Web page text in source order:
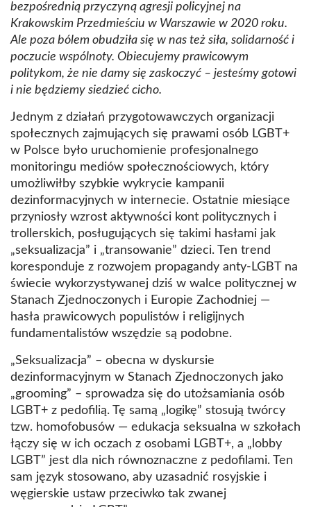
bezpośrednią przyczyną agresji policyjnej na
Krakowskim Przedmieściu w Warszawie w 2020 roku.
Ale poza bólem obudziła się w nas też siła, solidarność i
poczucie wspólnoty. Obiecujemy prawicowym
politykom, że nie damy się zaskoczyć – jesteśmy gotowi
i nie będziemy siedzieć cicho.
Jednym z działań przygotowawczych organizacji
społecznych zajmujących się prawami osób LGBT+
w Polsce było uruchomienie profesjonalnego
monitoringu mediów społecznościowych, który
umożliwiłby szybkie wykrycie kampanii
dezinformacyjnych w internecie. Ostatnie miesiące
przyniosły wzrost aktywności kont politycznych i
trollerskich, posługujących się takimi hasłami jak
„seksualizacja” i „transowanie” dzieci. Ten trend
koresponduje z rozwojem propagandy anty-LGBT na
świecie wykorzystywanej dziś w walce politycznej w
Stanach Zjednoczonych i Europie Zachodniej —
hasła prawicowych populistów i religijnych
fundamentalistów wszędzie są podobne.
„Seksualizacja” – obecna w dyskursie
dezinformacyjnym w Stanach Zjednoczonych jako
„grooming” – sprowadza się do utożsamiania osób
LGBT+ z pedofilią. Tę samą „logikę” stosują twórcy
tzw. homofobusów — edukacja seksualna w szkołach
łączy się w ich oczach z osobami LGBT+, a „lobby
LGBT” jest dla nich równoznaczne z pedofilami. Ten
sam język stosowano, aby uzasadnić rosyjskie i
węgierskie ustaw przeciwko tak zwanej